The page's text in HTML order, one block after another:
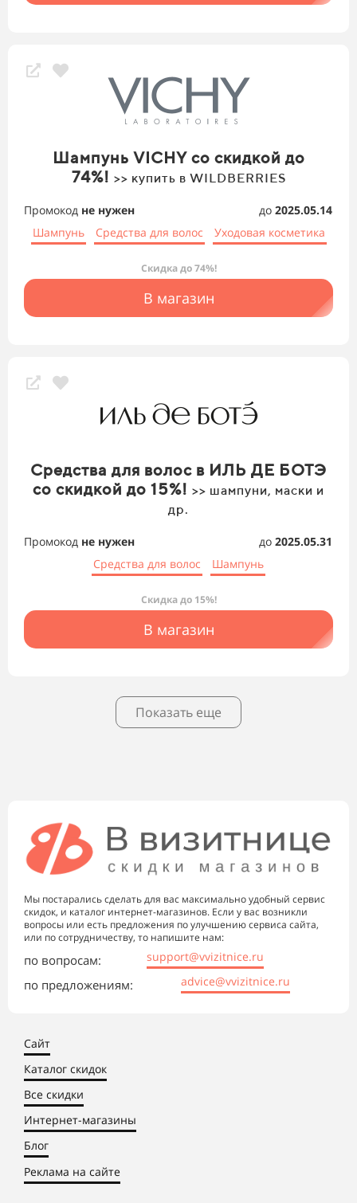
Шампунь VICHY со скидкой до
74%! >> купить в WILDBERRIES
Промокод не нужен до 2025.05.14
Шампунь
Средства для волос Уходовая косметика
Скидка до 74%!
В магазин
Средства для волос в ИЛЬ ДЕ БОТЭ
со скидкой до 15%! >> шампуни, маски и
др.
Промокод не нужен до 2025.05.31
Средства для волос
Шампунь
Скидка до 15%!
В магазин
Показать еще
Мы постарались сделать для вас максимально удобный сервис
скидок, и каталог интернет-магазинов. Если у вас возникли
вопросы или есть предложения по улучшению сервиса сайта,
или по сотрудничеству, то напишите нам:
по вопросам: support@vvizitnice.ru
по предложениям: advice@vvizitnice.ru
Сайт
Каталог скидок
Все скидки
Интернет-магазины
Блог
Реклама на сайте